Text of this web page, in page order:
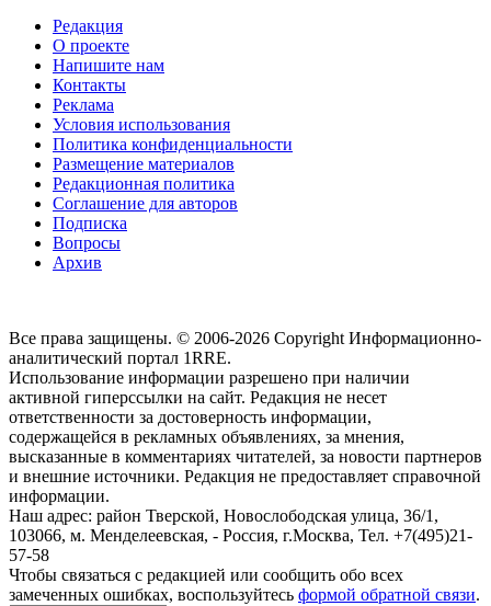
Редакция
О проекте
Напишите нам
Контакты
Реклама
Условия использования
Политика конфиденциальности
Размещение материалов
Редакционная политика
Соглашение для авторов
Подписка
Вопросы
Архив
Все права защищены. © 2006-2026 Copyright Информационно-
аналитический портал 1RRE.
Использование информации разрешено при наличии
активной гиперссылки на сайт. Редакция не несет
ответственности за достоверность информации,
содержащейся в рекламных объявлениях, за мнения,
высказанные в комментариях читателей, за новости партнеров
и внешние источники. Редакция не предоставляет справочной
информации.
Наш адрес: район Тверской, Новослободская улица, 36/1 ,
103066, м. Менделеевская, - Россия, г.Москва, Тел. +7(495)21-
57-58
Чтобы связаться с редакцией или сообщить обо всех
замеченных ошибках, воспользуйтесь формой обратной связи.